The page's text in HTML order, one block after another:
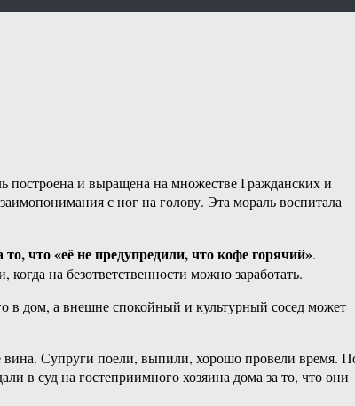
построена и выращена на множестве Гражданских и
с ног на голову. Эта мораль воспитала
что «её не предупредили, что кофе горячий».
на безответственности можно заработать.
в дом, а внешне спокойный и культурный сосед может
вина. Супруги поели, выпили, хорошо провели время.
в суд на гостеприимного хозяина дома за то, что они